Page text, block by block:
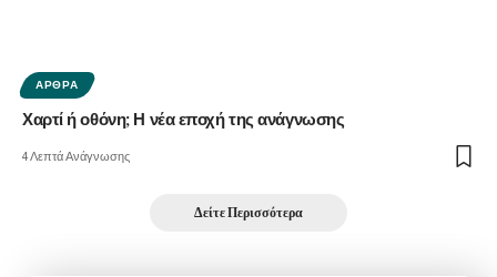
ΆΡΘΡΑ
Χαρτί ή οθόνη; Η νέα εποχή της ανάγνωσης
4 Λεπτά Ανάγνωσης
Δείτε Περισσότερα